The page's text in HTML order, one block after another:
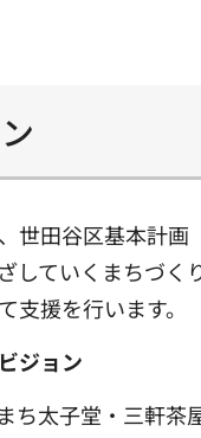
世田谷区基本計
していくまちづ
支援を行います。
ジョン
ち太子堂・三軒